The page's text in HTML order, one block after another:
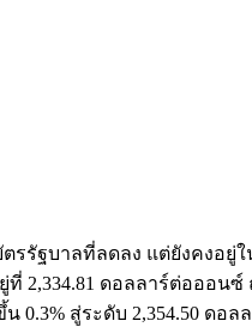
รัฐบาลที่ลดลง แต่ยังคงอยู่
2,334.81 ดอลลาร์ต่อออนซ์
สู่ระดับ 2,354.50 ดอ